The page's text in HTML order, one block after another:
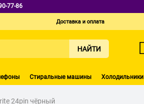
77-86
Доставка и оплата
НАЙТИ
Стиральные машины Холодильники
24pin чёрный